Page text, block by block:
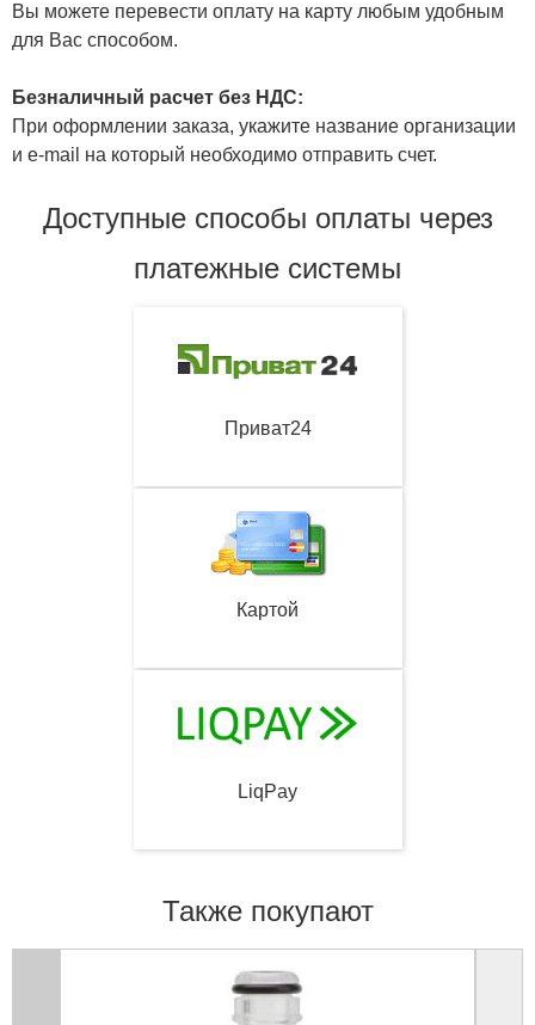
Вы можете перевести оплату на карту любым удобным
для Вас способом.
Безналичный расчет без НДС:
При оформлении заказа, укажите название организации
и e-mail на который необходимо отправить счет.
Доступные способы оплаты через
платежные системы
Приват24
Картой
LiqPay
Также покупают